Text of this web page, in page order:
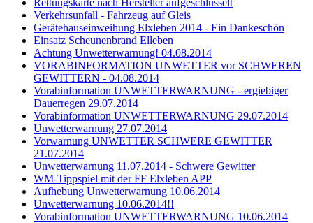
Verkehrsunfall - Fahrzeug auf Gleis
Gerätehauseinweihung Elxleben 2014 - Ein Dankeschön
Einsatz Scheunenbrand Elleben
Achtung Unwetterwarnung! 04.08.2014
VORABINFORMATION UNWETTER vor SCHWEREN
GEWITTERN - 04.08.2014
Vorabinformation UNWETTERWARNUNG - ergiebiger
Dauerregen 29.07.2014
Vorabinformation UNWETTERWARNUNG 29.07.2014
Unwetterwarnung 27.07.2014
Vorwarnung UNWETTER SCHWERE GEWITTER
21.07.2014
Unwetterwarnung 11.07.2014 - Schwere Gewitter
WM-Tippspiel mit der FF Elxleben APP
Aufhebung Unwetterwarnung 10.06.2014
Unwetterwarnung 10.06.2014!!
Vorabinformation UNWETTERWARNUNG 10.06.2014